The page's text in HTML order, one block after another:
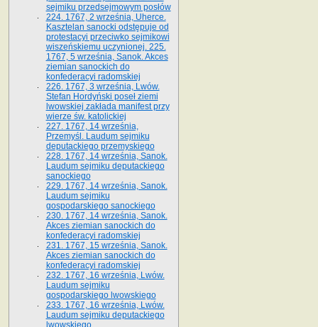
sejmiku przedsejmo­wym posłów
224. 1767, 2 września, Uherce.
Kasztelan sanocki odstępuje od
protestacyi przeciwko sejmikowi
wiszeńskiemu uczynionej. 225.
1767, 5 września, Sanok. Akces
ziemian sanockich do
konfederacyi radomskiej
226. 1767, 3 września, Lwów.
Stefan Hordyński poseł ziemi
lwowskiej zakłada manifest przy
wierze św. ka­tolickiej
227. 1767, 14 września,
Przemyśl. Laudum sejmiku
deputackiego przemyskiego
228. 1767, 14 września, Sanok.
Laudum sejmiku deputackiego
sanockiego
229. 1767, 14 września, Sanok.
Laudum sejmiku
gospodarskiego sanockiego
230. 1767, 14 września, Sanok.
Akces ziemian sanockich do
konfederacyi radomskiej
231. 1767, 15 września, Sanok.
Akces ziemian sanockich do
konfederacyi radomskiej
232. 1767, 16 września, Lwów.
Laudum sejmiku
gospodarskiego lwowskiego
233. 1767, 16 września, Lwów.
Laudum sejmiku deputackiego
lwowskiego